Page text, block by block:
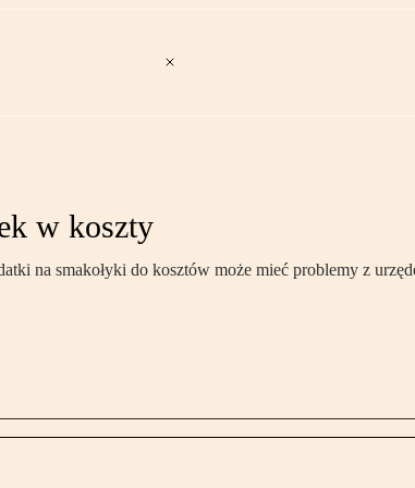
w koszty
na smakołyki do kosztów może mieć problemy z